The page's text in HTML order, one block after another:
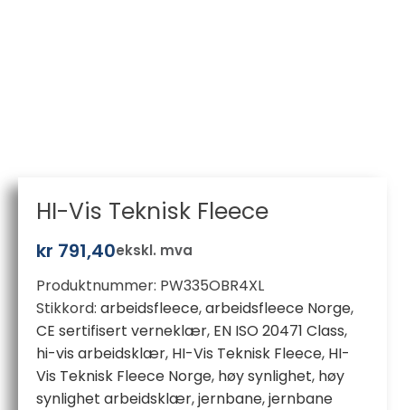
HI-Vis Teknisk Fleece
kr 791,40ekskl. mva
Produktnummer: PW335OBR4XL
Stikkord: arbeidsfleece,arbeidsfleece Norge,
CE sertifisert verneklær, EN ISO 20471 Class,
hi-vis arbeidsklær, HI-Vis Teknisk Fleece, HI-
Vis Teknisk Fleece Norge, høy synlighet, høy
synlighet arbeidsklær,jernbane,jernbane